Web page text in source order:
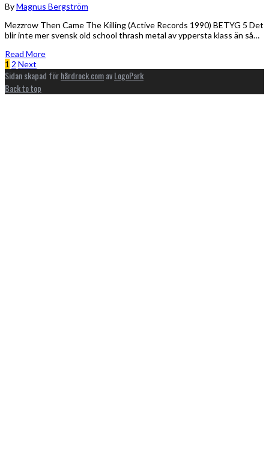
ByMagnus Bergström
Mezzrow Then Came The Killing (Active Records 1990) BETYG 5 Det
blir inte mer svensk old school thrash metal av yppersta klass än så…
Read More
1 2 Next
Sidan skapad förhårdrock.comavLogoPark
Back to top